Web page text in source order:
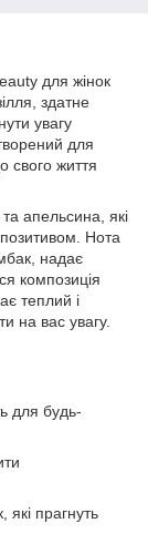
для жінок
здатне
увагу
для
свого життя
апельсина, які
Нота
надає
композиція
теплий і
на вас увагу.
для будь-
які прагнуть